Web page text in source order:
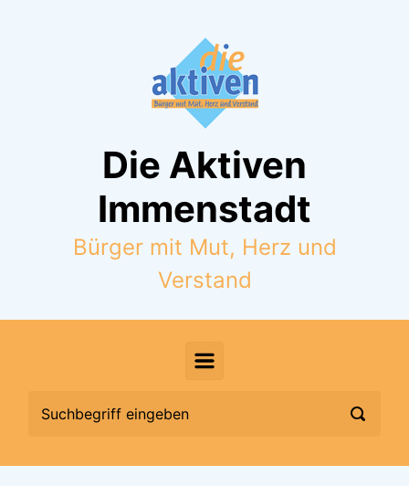
Die Aktiven
Immenstadt
Bürger mit Mut, Herz und
Verstand